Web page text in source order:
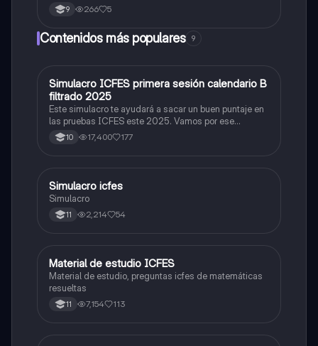
9 266 5
Contenidos más populares 9
ICFES: Matemáticas
Simulacro ICFES primera sesión calendario B
filtrado 2025
Este simulacro te ayudará a sacar un buen puntaje en
las pruebas ICFES este 2025. Vamos por ese
500/500. Y poder ser admitido en la universidad que
quieras, estudiar la carrera que quieres y no la que te
10 17,400 177
ICFES: Lectura Crítica
Simulacro icfes
Simulacro
11 2,214 54
ICFES: Matemáticas
Material de estudio ICFES
Material de estudio, preguntas icfes de matemáticas
resueltas
11 7,154 113